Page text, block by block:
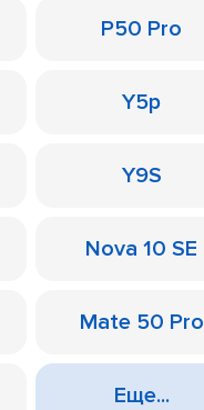
P50 Pro
Y5p
Y9S
Nova 10 SE
Mate 50 Pro
Еще...